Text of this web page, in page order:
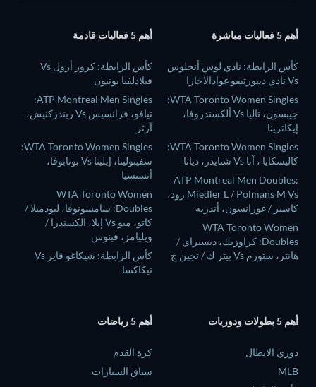
أهم 5 فعاليات مباشرة
كأس الرابطة: نادي لوس أنجلوس
WTA Toronto Women Singles:
جيبسون، تاليا Vs ألكسندروفا،
إيكاترينا
WTA Toronto Women Singles:
كاليسكايا ، آنا Vs شنايدر، ديانا
ATP Montreal Men Doubles:
Miedler L / Polmans M Vs رود،
كاسبر / غورانسون، أندريه
WTA Toronto Women
Doubles: كراوزيك، ديسيراي /
هانتر، ستورم Vs بيتر ك / تجين ج
أهم 5 فعاليات قادمة
كأس الرابطة: كروز أزول Vs
فيلادلفيا يونيون
ATP Montreal Men Singles:
تيافو، فرانسيس Vs ريندركنيش،
آرثر
WTA Toronto Women Singles:
سفيتولينا، إيلينا Vs بوتابوفا،
أنستسيا
WTA Toronto Women
Doubles: سامسونوفا، ليودميلا /
كاتو، ميو Vs إيلا، الكسندرا /
ويليامز، فينوس
كأس الرابطة: شيكاغو فاير Vs
نيكاكسا
أهم 5 بطولات ودوريات
دوري الابطال
MLB
أهم 5 رياضات
كرة القدم
سباق السيارات